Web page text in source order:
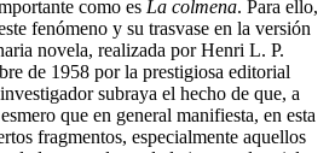
como es La colmena. Para ello,
fenómeno y su trasvase en la versión
novela, realizada por Henri L. P.
de 1958 por la prestigiosa editorial
subraya el hecho de que, a
que en general manifiesta, en esta
fragmentos, especialmente aquellos